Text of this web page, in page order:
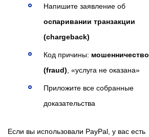
Напишите заявление об
оспаривании транзакции
(chargeback)
Код причины: мошенничество
(fraud) , «услуга не оказана»
Приложите все собранные
доказательства
Если вы использовали PayPal, у вас есть